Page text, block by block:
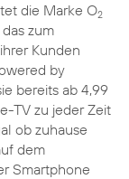
die Marke O2
zum
Kunden
by
bereits ab 4,99
TV zu jeder Zeit
ob zuhause
dem
Smartphone